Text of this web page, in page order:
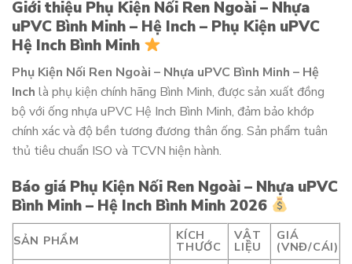
Giới thiệu Phụ Kiện Nối Ren Ngoài – Nhựa
uPVC Bình Minh – Hệ Inch – Phụ Kiện uPVC
Hệ Inch Bình Minh
Phụ Kiện Nối Ren Ngoài – Nhựa uPVC Bình Minh – Hệ
Inch là phụ kiện chính hãng Bình Minh, được sản xuất đồng
bộ với ống nhựa uPVC Hệ Inch Bình Minh, đảm bảo khớp
chính xác và độ bền tương đương thân ống. Sản phẩm tuân
thủ tiêu chuẩn ISO và TCVN hiện hành.
Báo giá Phụ Kiện Nối Ren Ngoài – Nhựa uPVC
Bình Minh – Hệ Inch Bình Minh 2026
SẢN PHẨM KÍCH
THƯỚC
VẬT
LIỆU
GIÁ
(VNĐ/CÁI)